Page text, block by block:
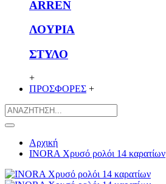
ARREN
ΛΟΥΡΙΑ
ΣΤΥΛΟ
+
ΠΡΟΣΦΟΡΕΣ +
Αρχική
INORA Χρυσό ρολόι 14 καρατίων